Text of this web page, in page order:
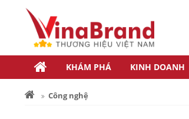
KHÁM PHÁ KINH DOANH
Công nghệ